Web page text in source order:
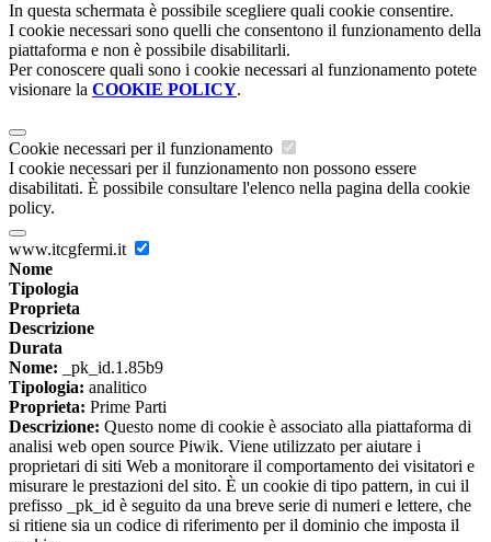
In questa schermata è possibile scegliere quali cookie consentire.
I cookie necessari sono quelli che consentono il funzionamento della
piattaforma e non è possibile disabilitarli.
Per conoscere quali sono i cookie necessari al funzionamento potete
visionare la COOKIE POLICY.
Cookie necessari per il funzionamento
I cookie necessari per il funzionamento non possono essere
disabilitati. È possibile consultare l'elenco nella pagina della cookie
policy.
www.itcgfermi.it
Nome
Tipologia
Proprieta
Descrizione
Durata
Nome: _pk_id.1.85b9
Tipologia: analitico
Proprieta: Prime Parti
Descrizione: Questo nome di cookie è associato alla piattaforma di
analisi web open source Piwik. Viene utilizzato per aiutare i
proprietari di siti Web a monitorare il comportamento dei visitatori e
misurare le prestazioni del sito. È un cookie di tipo pattern, in cui il
prefisso _pk_id è seguito da una breve serie di numeri e lettere, che
si ritiene sia un codice di riferimento per il dominio che imposta il